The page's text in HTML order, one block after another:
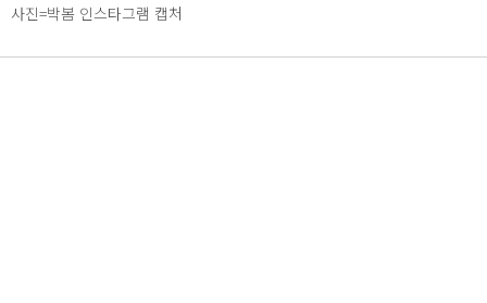
사진=박봄 인스타그램 캡처